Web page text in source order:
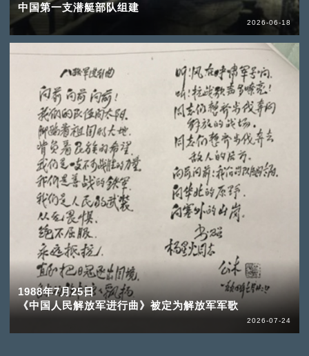
中国第一支潜艇部队组建
2026-06-18
1988年7月25日
《中国人民解放军进行曲》被定为解放军军歌
2026-07-24